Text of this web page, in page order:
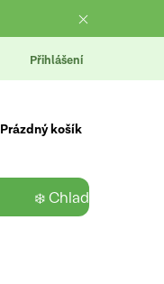
Přihlášení
Prázdný košík
❄️ Chladící